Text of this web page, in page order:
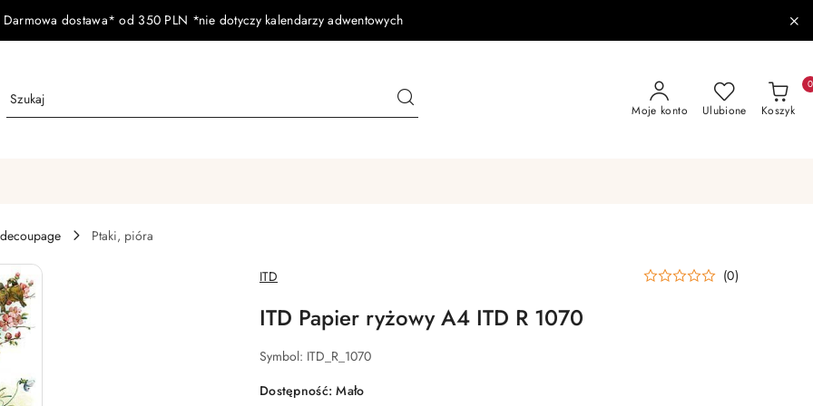
Darmowa dostawa* od 350 PLN *nie dotyczy kalendarzy adwentowych
Moje konto Ulubione Koszyk
0
Ptaki, pióra
NAZWA
PRODUCENTA:
ITD (0)
ITD Papier ryżowy A4 ITD R 1070
Symbol: ITD_R_1070
Dostępność:Mało